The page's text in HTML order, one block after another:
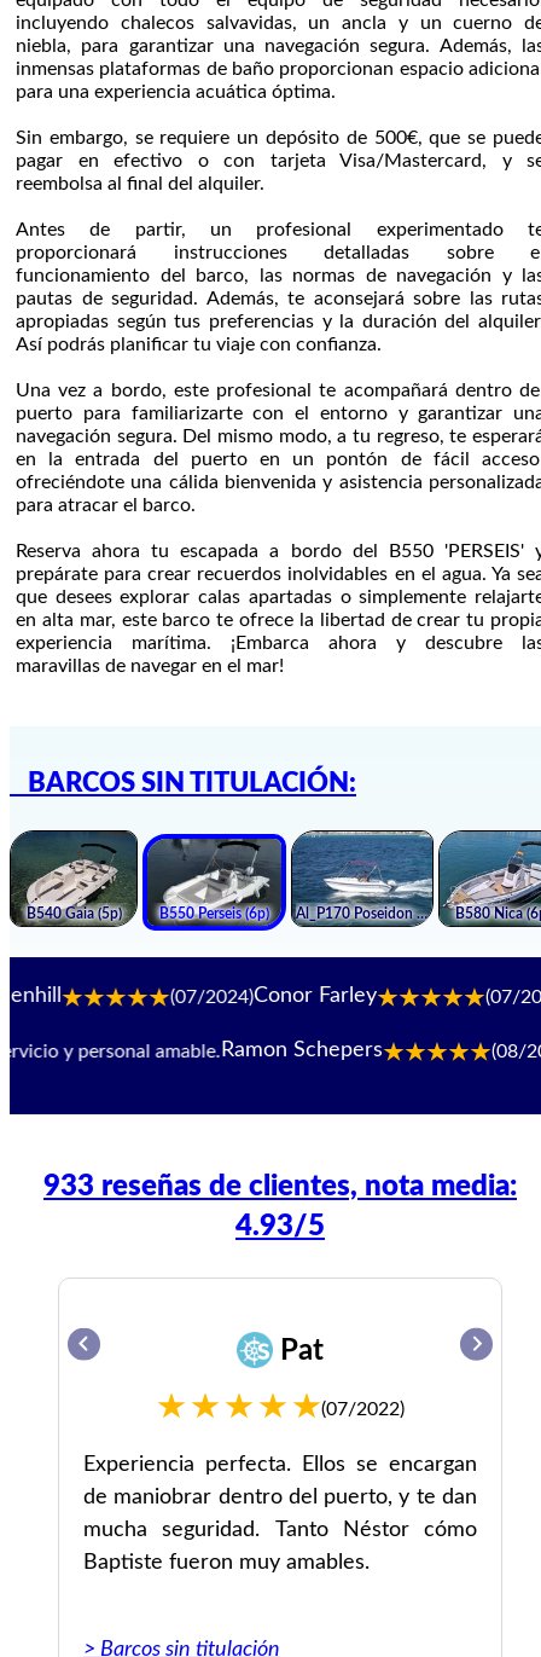
incluyendo chalecos salvavidas, un ancla y un cuerno
niebla, para garantizar una navegación segura. Además,
inmensas plataformas de baño proporcionan espacio
para una experiencia acuática óptima.
Sin embargo, se requiere un depósito de 500€, que se
pagar en efectivo o con tarjeta Visa/Mastercard, y
reembolsa al final del alquiler.
Antes de partir, un profesional experimentado
proporcionará instrucciones detalladas sobre
funcionamiento del barco, las normas de navegación y
pautas de seguridad. Además, te aconsejará sobre las
apropiadas según tus preferencias y la duración del
Así podrás planificar tu viaje con confianza.
Una vez a bordo, este profesional te acompañará dentro
puerto para familiarizarte con el entorno y garantizar
navegación segura. Del mismo modo, a tu regreso, te
en la entrada del puerto en un pontón de fácil
ofreciéndote una cálida bienvenida y asistencia
para atracar el barco.
Reserva ahora tu escapada a bordo del B550 'PERSEIS'
prepárate para crear recuerdos inolvidables en el agua. Ya
que desees explorar calas apartadas o simplemente
en alta mar, este barco te ofrece la libertad de crear tu
experiencia marítima. ¡Embarca ahora y descubre
maravillas de navegar en el mar!
BARCOS SIN TITULACIÓN:
(07/2024)Conor Farley (07/2024)Steffi
y personal amable.Ramon Schepers (08/2024)
933 reseñas de clientes, nota media:
4.93/5
Pat
(07/2022)
Experiencia perfecta. Ellos se encargan
de maniobrar dentro del puerto, y te dan
mucha seguridad. Tanto Néstor cómo
Baptiste fueron muy amables.
> Barcos sin titulación